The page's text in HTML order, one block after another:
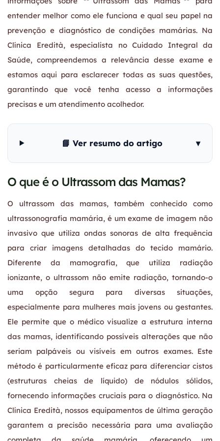
entender melhor como ele funciona e qual seu papel na
prevenção e diagnóstico de condições mamárias. Na
Clínica Eredità, especialista no Cuidado Integral da
Saúde, compreendemos a relevância desse exame e
estamos aqui para esclarecer todas as suas questões,
garantindo que você tenha acesso a informações
precisas e um atendimento acolhedor.
📘 Ver resumo do artigo ▾
O que é o Ultrassom das Mamas?
O ultrassom das mamas, também conhecido como
ultrassonografia mamária, é um exame de imagem não
invasivo que utiliza ondas sonoras de alta frequência
para criar imagens detalhadas do tecido mamário.
Diferente da mamografia, que utiliza radiação
ionizante, o ultrassom não emite radiação, tornando-o
uma opção segura para diversas situações,
especialmente para mulheres mais jovens ou gestantes.
Ele permite que o médico visualize a estrutura interna
das mamas, identificando possíveis alterações que não
seriam palpáveis ou visíveis em outros exames. Este
método é particularmente eficaz para diferenciar cistos
(estruturas cheias de líquido) de nódulos sólidos,
fornecendo informações cruciais para o diagnóstico. Na
Clínica Eredità, nossos equipamentos de última geração
garantem a precisão necessária para uma avaliação